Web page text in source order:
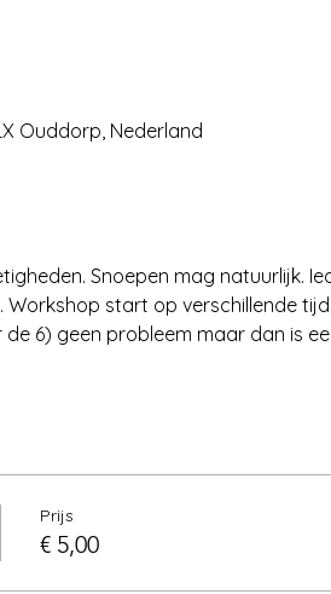
Ouddorp, Nederland
Snoepen mag natuurlijk.
Workshop start op verschillende
6) geen probleem maar dan is
Prijs
€ 5,00